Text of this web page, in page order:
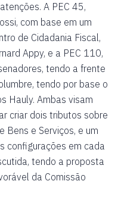
A PEC 45,
com base em um
de Cidadania Fiscal,
Appy, e a PEC 110,
tendo a frente
tendo por base o
Hauly. Ambas visam
criar dois tributos sobre
Bens e Serviços, e um
configurações em cada
tendo a proposta
da Comissão